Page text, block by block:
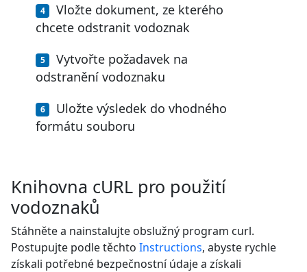
Vložte dokument, ze kterého
chcete odstranit vodoznak
Vytvořte požadavek na
odstranění vodoznaku
Uložte výsledek do vhodného
formátu souboru
Knihovna cURL pro použití
vodoznaků
Stáhněte a nainstalujte obslužný program curl.
Postupujte podle těchto Instructions, abyste rychle
získali potřebné bezpečnostní údaje a získali